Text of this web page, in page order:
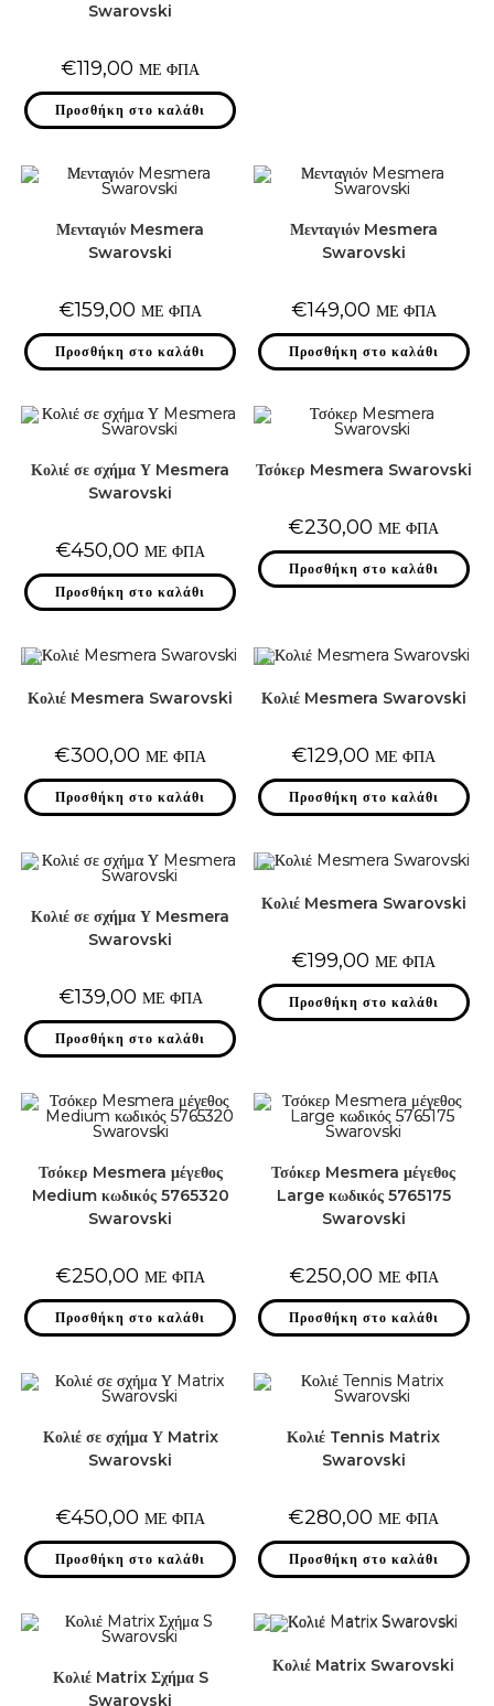
Swarovski
€119,00 ΜΕ ΦΠΑ
Προσθήκη στο καλάθι
Μενταγιόν Mesmera
Swarovski
€159,00 ΜΕ ΦΠΑ
Προσθήκη στο καλάθι
Μενταγιόν Mesmera
Swarovski
€149,00 ΜΕ ΦΠΑ
Προσθήκη στο καλάθι
Κολιέ σε σχήμα Υ Mesmera
Swarovski
€450,00 ΜΕ ΦΠΑ
Προσθήκη στο καλάθι
Τσόκερ Mesmera Swarovski
€230,00 ΜΕ ΦΠΑ
Προσθήκη στο καλάθι
Κολιέ Mesmera Swarovski
€300,00 ΜΕ ΦΠΑ
Προσθήκη στο καλάθι
Κολιέ Mesmera Swarovski
€129,00 ΜΕ ΦΠΑ
Προσθήκη στο καλάθι
Κολιέ σε σχήμα Υ Mesmera
Swarovski
€139,00 ΜΕ ΦΠΑ
Προσθήκη στο καλάθι
Κολιέ Mesmera Swarovski
€199,00 ΜΕ ΦΠΑ
Προσθήκη στο καλάθι
Τσόκερ Mesmera μέγεθος
Medium κωδικός 5765320
Swarovski
€250,00 ΜΕ ΦΠΑ
Προσθήκη στο καλάθι
Τσόκερ Mesmera μέγεθος
Large κωδικός 5765175
Swarovski
€250,00 ΜΕ ΦΠΑ
Προσθήκη στο καλάθι
Κολιέ σε σχήμα Υ Matrix
Swarovski
€450,00 ΜΕ ΦΠΑ
Προσθήκη στο καλάθι
Κολιέ Tennis Matrix
Swarovski
€280,00 ΜΕ ΦΠΑ
Προσθήκη στο καλάθι
Κολιέ Matrix Σχήμα S
Swarovski
Κολιέ Matrix Swarovski